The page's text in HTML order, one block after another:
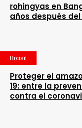
rohingyas en
años después
Brasil
Proteger el
19: entre la
contra el